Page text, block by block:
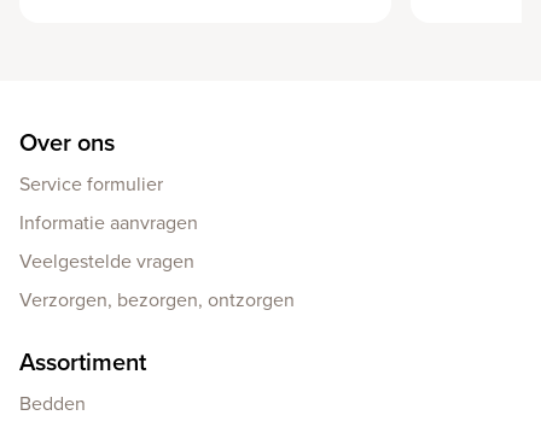
Over ons
Service formulier
Informatie aanvragen
Veelgestelde vragen
Verzorgen, bezorgen, ontzorgen
Assortiment
Bedden